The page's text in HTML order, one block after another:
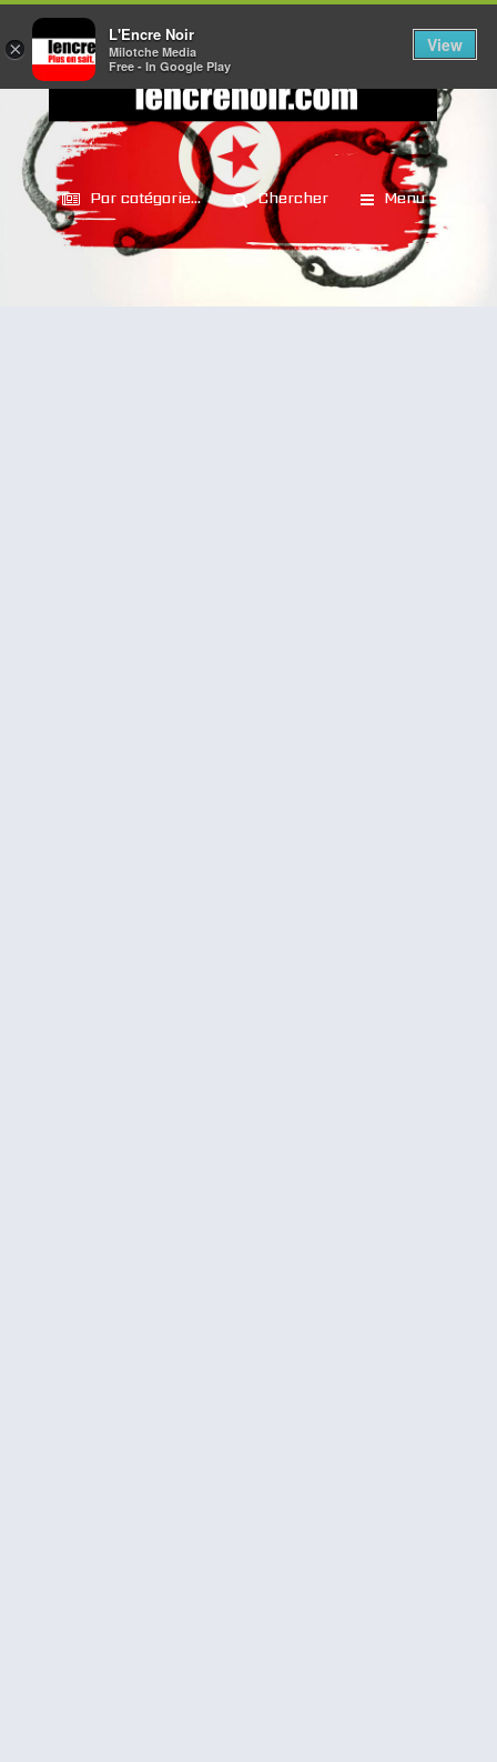
Par catégorie... Chercher Menu
×
L'Encre Noir
Milotche Media
Free - In Google Play
View